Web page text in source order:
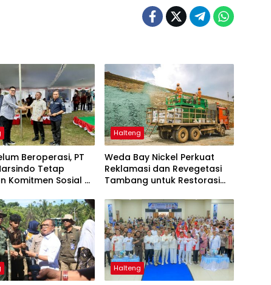
Beroperasi, PT
Tetap
Komitmen Sosial di
Halteng
Weda Bay Nickel Perkuat
Reklamasi dan Revegetasi
Tambang untuk Restorasi
Halteng